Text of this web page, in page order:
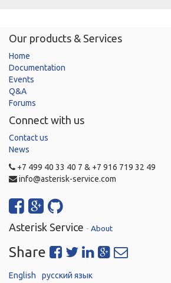
Our products & Services
Home
Documentation
Events
Q&A
Forums
Connect with us
Contact us
News
+7 499 40 33 40 7 & +7 916 719 32 49
info@asterisk-service.com
Asterisk Service - About
Share
English русский язык